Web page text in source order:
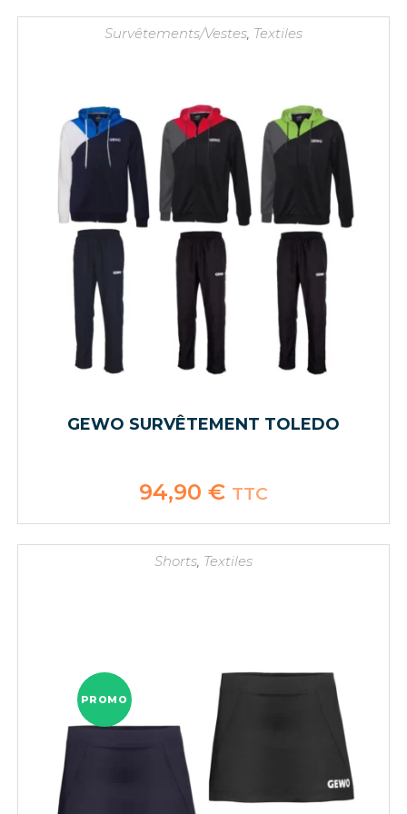
Survêtements/Vestes, Textiles
GEWO SURVÊTEMENT TOLEDO
94,90 € TTC
Shorts, Textiles
PROMO